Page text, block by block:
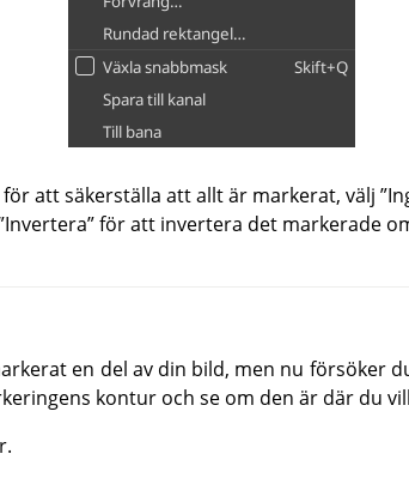
för att säkerställa att allt är markerat, välj ”
Invertera”för att invertera det markerade
en del av din bild, men nu försöker
kontur och se om den är där du